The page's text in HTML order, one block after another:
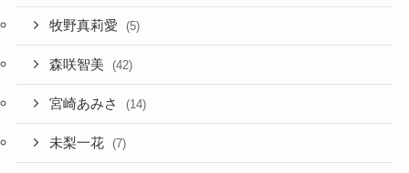
牧野真莉愛 (5)
森咲智美 (42)
宮崎あみさ (14)
未梨一花 (7)